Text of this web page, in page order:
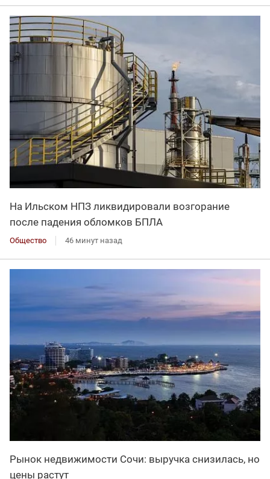
На Ильском НПЗ ликвидировали возгорание
после падения обломков БПЛА
Общество 46 минут назад
Рынок недвижимости Сочи: выручка снизилась, но
цены растут